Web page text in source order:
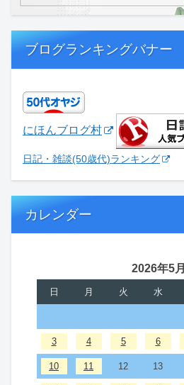
ブログランキングバナー
にほんブログ村
日記・雑談(50歳代)ランキング
カレンダー
2026年5月
日 月 火 水
3 4 5 6
10 11 12 13